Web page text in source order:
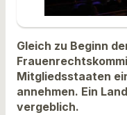
Gleich zu Beginn
Mitgliedsstaaten
annehmen. Ein
vergeblich.